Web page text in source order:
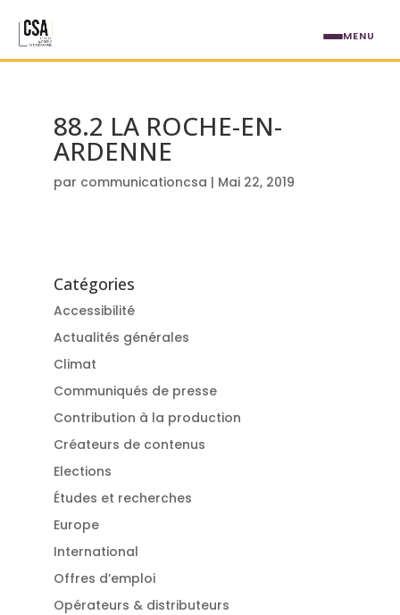
88.2 LA ROCHE-EN-
ARDENNE
par communicationcsa | Mai 22, 2019
Catégories
Accessibilité
Actualités générales
Climat
Communiqués de presse
Contribution à la production
Créateurs de contenus
Elections
Études et recherches
Europe
International
Offres d’emploi
Opérateurs & distributeurs
MENU